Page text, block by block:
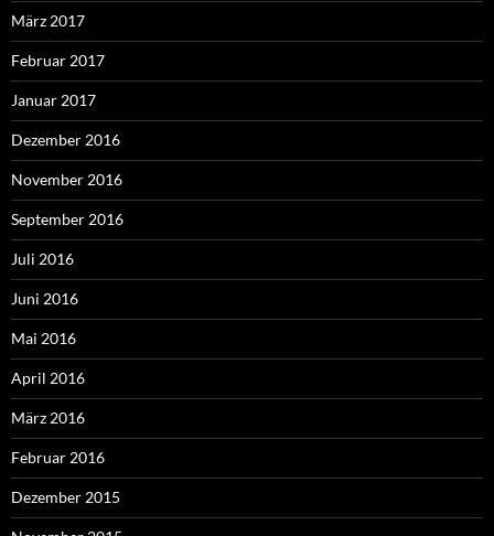
März 2017
Februar 2017
Januar 2017
Dezember 2016
November 2016
September 2016
Juli 2016
Juni 2016
Mai 2016
April 2016
März 2016
Februar 2016
Dezember 2015